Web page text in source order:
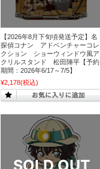
【2026年8月下旬頃発送予定】名
探偵コナン アドベンチャーコレ
クション ショーウィンドウ風ア
クリルスタンド 松田陣平【予約
期間：2026年6/17～7/5】
¥2,178(税込)